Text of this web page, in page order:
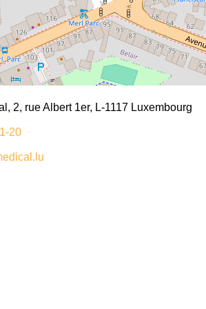
2, rue Albert 1er, L-1117 Luxembourg
20